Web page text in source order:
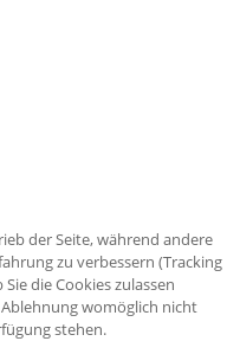
der Seite, während andere
zu verbessern (Tracking
die Cookies zulassen
womöglich nicht
stehen.